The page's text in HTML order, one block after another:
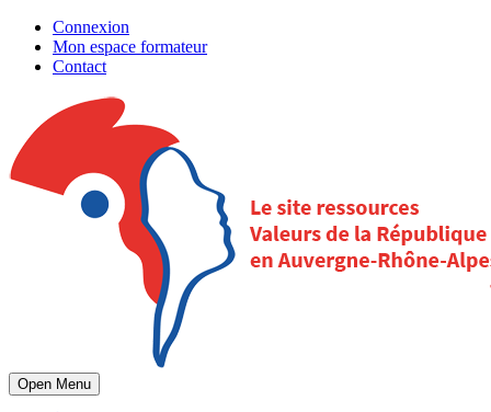
Connexion
Mon espace formateur
Contact
Open Menu